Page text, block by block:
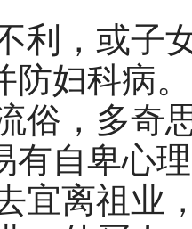
利，或子
妇科病。
俗，多奇
有自卑心
宜离祖业